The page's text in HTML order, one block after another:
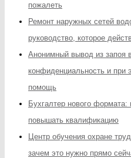
пожалеть
Ремонт наружных сетей
руководство, которое
Анонимный вывод из запоя
конфиденциальность и при
помощь
Бухгалтер нового
повышать квалификацию
Центр обучения охране
зачем это нужно прямо